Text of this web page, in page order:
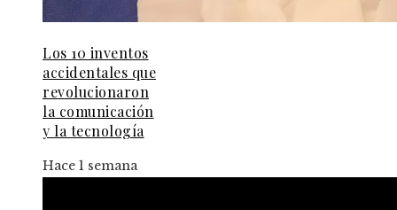
Los 10 inventos
accidentales que
revolucionaron
la comunicación
y la tecnología
Hace 1 semana